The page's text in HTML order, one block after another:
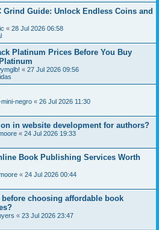
Grind Guide: Unlock Endless Coins and
« 28 Jul 2026 06:58
Platinum Prices Before You Buy
« 27 Jul 2026 09:56
mini-negro « 26 Jul 2026 11:30
in website development for authors?
« 24 Jul 2026 19:33
Book Publishing Services Worth
« 24 Jul 2026 00:44
choosing affordable book
« 23 Jul 2026 23:47